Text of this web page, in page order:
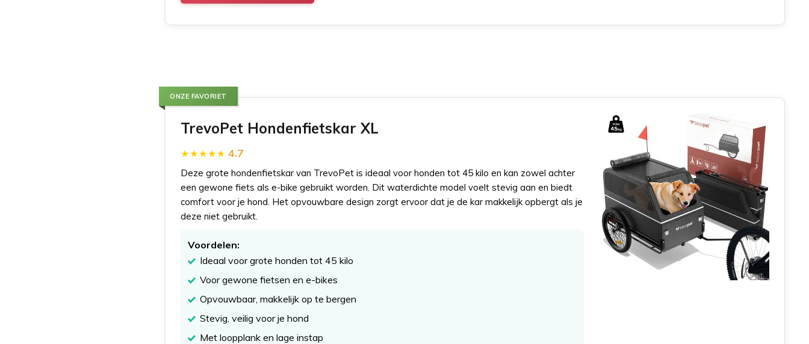
ONZE FAVORIET
TrevoPet Hondenfietskar XL
4.7
Deze grote hondenfietskar van TrevoPet is ideaal voor honden tot 45 kilo en kan zowel achter
een gewone fiets als e-bike gebruikt worden. Dit waterdichte model voelt stevig aan en biedt
comfort voor je hond. Het opvouwbare design zorgt ervoor dat je de kar makkelijk opbergt als je
deze niet gebruikt.
Voordelen:
Ideaal voor grote honden tot 45 kilo
Voor gewone fietsen en e-bikes
Opvouwbaar, makkelijk op te bergen
Stevig, veilig voor je hond
Met loopplank en lage instap